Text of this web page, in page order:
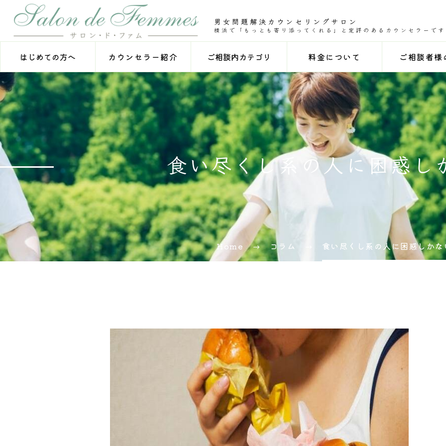
男女問題解決カウンセリングサロン
横浜で「もっとも寄り添ってくれる」と定評のあるカウンセラーです
はじめての方へ カウンセラー紹介 ご相談内カテゴリ 料金について ご相談者様
食い尽くし系の人に困惑し
Home コラム 食い尽くし系の人に困惑しかな